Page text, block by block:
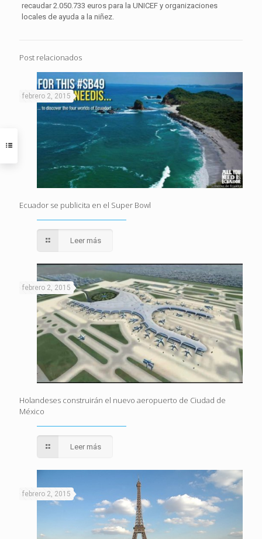
recaudar 2.050.733 euros para la UNICEF y organizaciones
locales de ayuda a la niñez.
Post relacionados
febrero 2, 2015
Ecuador se publicita en el Super Bowl
Leer más
febrero 2, 2015
Holandeses construirán el nuevo aeropuerto de Ciudad de
México
Leer más
febrero 2, 2015